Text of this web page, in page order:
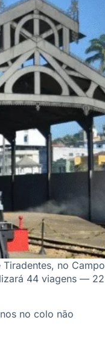
no Campo
44 viagens — 22
no colo não